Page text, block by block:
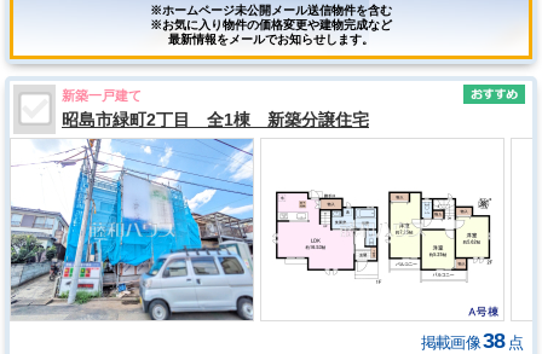
※ホームページ未公開メール送信物件を含む
※お気に入り物件の価格変更や建物完成など
最新情報をメールでお知らせします。
新築一戸建て
昭島市緑町2丁目 全1棟 新築分譲住宅
掲載画像38 点